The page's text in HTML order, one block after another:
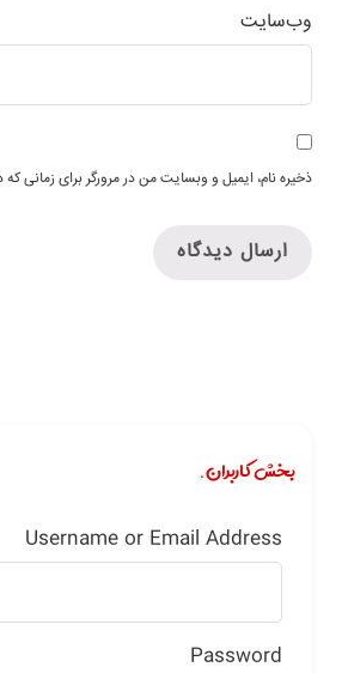
وب‌سایت
ذخیره نام، ایمیل و وبسایت من در مرورگر برای زمانی
بخش کاربران.
Username or Email Address
Password